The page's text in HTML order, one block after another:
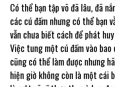
Có thể bạn tập võ đã lâu, đã
các cú đấm nhưng có thể bạn
vẫn chưa biết cách để phát
Việc tung một cú đấm vào
cũng có thể làm được nhưng
hiện giờ không còn là một cái